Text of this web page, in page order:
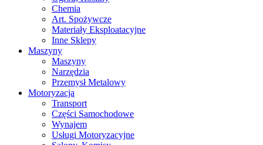
Chemia
Art. Spożywcze
Materiały Eksploatacyjne
Inne Sklepy
Maszyny
Maszyny
Narzędzia
Przemysł Metalowy
Motoryzacja
Transport
Części Samochodowe
Wynajem
Usługi Motoryzacyjne